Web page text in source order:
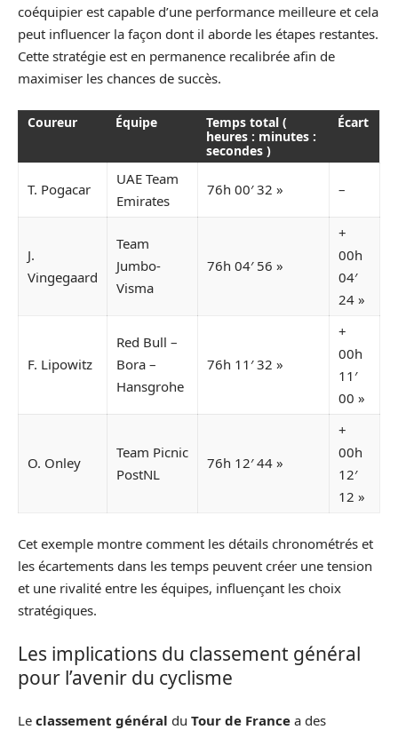
coéquipier est capable d’une performance meilleure et cela
peut influencer la façon dont il aborde les étapes restantes.
Cette stratégie est en permanence recalibrée afin de
maximiser les chances de succès.
Coureur Équipe
Temps total (
heures : minutes :
secondes )
Écart
T. Pogacar
UAE Team
Emirates
76h 00′ 32 » –
J.
Vingegaard
Team
Jumbo-
Visma
76h 04′ 56 »
+
00h
04′
24 »
F. Lipowitz
Red Bull –
Bora –
Hansgrohe
76h 11′ 32 »
+
00h
11′
00 »
O. Onley
Team Picnic
PostNL
76h 12′ 44 »
+
00h
12′
12 »
Cet exemple montre comment les détails chronométrés et
les écartements dans les temps peuvent créer une tension
et une rivalité entre les équipes, influençant les choix
stratégiques.
Les implications du classement général
pour l’avenir du cyclisme
Le classement général du Tour de France a des